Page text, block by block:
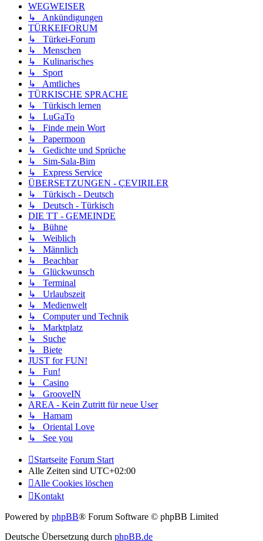
WEGWEISER
↳ Ankündigungen
TÜRKEIFORUM
↳ Türkei-Forum
↳ Menschen
↳ Kulinarisches
↳ Sport
↳ Amtliches
TÜRKISCHE SPRACHE
↳ Türkisch lernen
↳ LuGaTo
↳ Finde mein Wort
↳ Papermoon
↳ Gedichte und Sprüche
↳ Sim-Sala-Bim
↳ Express Service
ÜBERSETZUNGEN - ÇEVIRILER
↳ Türkisch - Deutsch
↳ Deutsch - Türkisch
DIE TT - GEMEINDE
↳ Bühne
↳ Weiblich
↳ Männlich
↳ Beachbar
↳ Glückwunsch
↳ Terminal
↳ Urlaubszeit
↳ Medienwelt
↳ Computer und Technik
↳ Marktplatz
↳ Suche
↳ Biete
JUST for FUN!
↳ Fun!
↳ Casino
↳ GrooveIN
AREA - Kein Zutritt für neue User
↳ Hamam
↳ Oriental Love
↳ See you
Startseite Forum Start
Alle Zeiten sind UTC+02:00
Alle Cookies löschen
Kontakt
Powered by phpBB® Forum Software © phpBB Limited
Deutsche Übersetzung durch phpBB.de